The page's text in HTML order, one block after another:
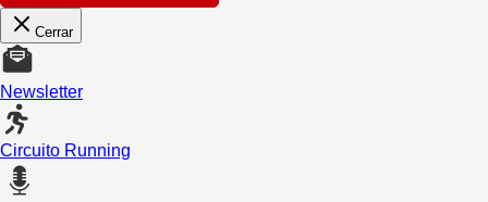
Cerrar
Newsletter
Circuito Running